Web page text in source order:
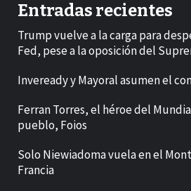
Entradas recientes
Trump vuelve a la carga para
Fed, pese a la oposición del
Inveready y Mayoral asumen el
Ferran Torres, el héroe del
pueblo, Foios
Solo Niewiadoma vuela en el
Francia